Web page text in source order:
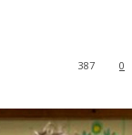
0
387